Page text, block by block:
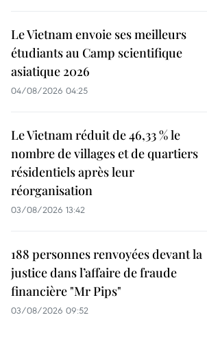
Le Vietnam envoie ses meilleurs
étudiants au Camp scientifique
asiatique 2026
04/08/2026 04:25
Le Vietnam réduit de 46,33 % le
nombre de villages et de quartiers
résidentiels après leur
réorganisation
03/08/2026 13:42
188 personnes renvoyées devant la
justice dans l’affaire de fraude
financière "Mr Pips"
03/08/2026 09:52